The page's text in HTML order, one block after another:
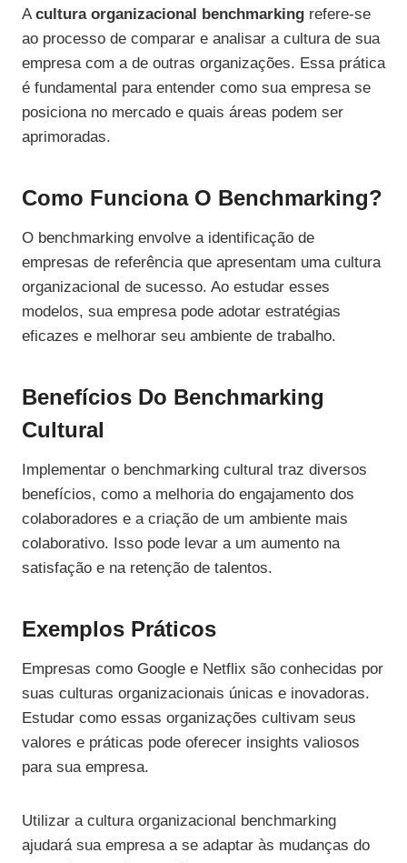
Acultura organizacional benchmarking refere-se
ao processo de comparar e analisar a cultura de sua
empresa com a de outras organizações. Essa prática
é fundamental para entender como sua empresa se
posiciona no mercado e quais áreas podem ser
aprimoradas.
Como Funciona O Benchmarking?
O benchmarking envolve a identificação de
empresas de referência que apresentam uma cultura
organizacional de sucesso. Ao estudar esses
modelos, sua empresa pode adotar estratégias
eficazes e melhorar seu ambiente de trabalho.
Benefícios Do Benchmarking
Cultural
Implementar o benchmarking cultural traz diversos
benefícios, como a melhoria do engajamento dos
colaboradores e a criação de um ambiente mais
colaborativo. Isso pode levar a um aumento na
satisfação e na retenção de talentos.
Exemplos Práticos
Empresas como Google e Netflix são conhecidas por
suas culturas organizacionais únicas e inovadoras.
Estudar como essas organizações cultivam seus
valores e práticas pode oferecer insights valiosos
para sua empresa.
Utilizar a cultura organizacional benchmarking
ajudará sua empresa a se adaptar às mudanças do